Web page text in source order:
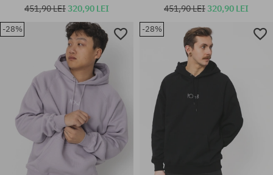
Mărimi existente:
Mărimi existente:
451,90 LEI320,90 LEI 451,90 LEI320,90 LEI
-28% -28%